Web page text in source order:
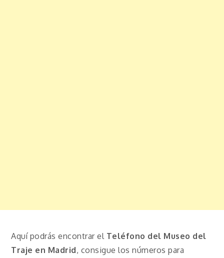
Aquí podrás encontrar el Teléfono del Museo del
Traje en Madrid, consigue los números para